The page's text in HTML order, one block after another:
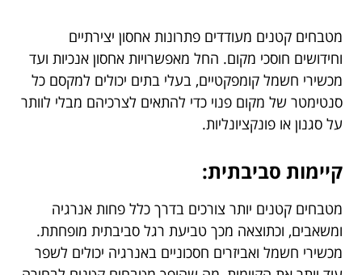
מטבחים קטנים מעודדים פתרונות אחסון יצירתיים
וחידושים חוסכי מקום. החל מאפשרויות אחסון אנכיות ועד
מכשירי חשמל קומפקטיים, בעלי בתים יכולים למקסם כל
סנטימטר של מקום פנוי כדי להתאים לצרכיהם מבלי לוותר
על סגנון או פונקציונליות.
קיימות סביבתית:
מטבחים קטנים יותר צורכים בדרך כלל פחות אנרגיה
ומשאבים, וכתוצאה מכך טביעת רגל סביבתית מופחתת.
מכשירי חשמל ואביזרים חסכוניים באנרגיה יכולים לשפר